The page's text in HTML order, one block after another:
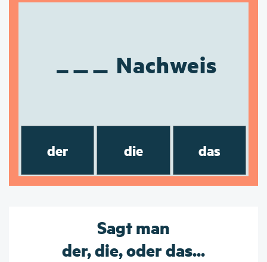
Nachweis
der die das
Sagt man
der, die, oder das...